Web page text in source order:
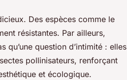
Des espèces comme le
résistantes. Par ailleurs,
qu’une question d’intimité : elles
pollinisateurs, renforçant
et écologique.